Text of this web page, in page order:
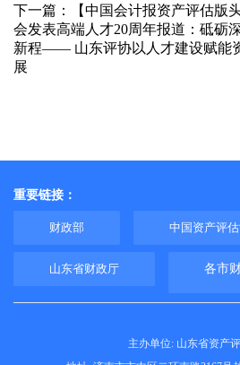
下一篇：
【中国会计报资产评估版
会发表高端人才20周年报道：砥砺
新程—— 山东评协以人才建设赋能
展
重要链接：
财政部 中国资产评
山东省财政厅 各市
主办单位: 山东省资产